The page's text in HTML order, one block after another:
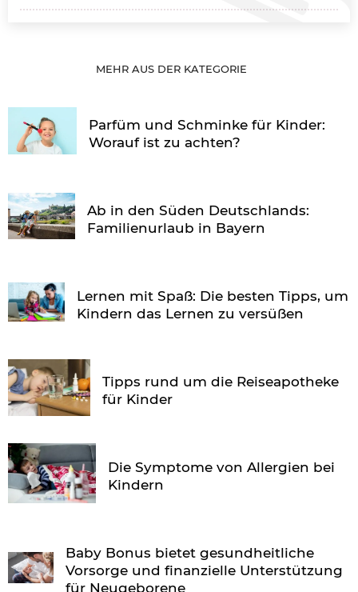
MEHR AUS DER KATEGORIE
Parfüm und Schminke für Kinder:
Worauf ist zu achten?
Ab in den Süden Deutschlands:
Familienurlaub in Bayern
Lernen mit Spaß: Die besten Tipps, um
Kindern das Lernen zu versüßen
Tipps rund um die Reiseapotheke
für Kinder
Die Symptome von Allergien bei
Kindern
Baby Bonus bietet gesundheitliche
Vorsorge und finanzielle Unterstützung
für Neugeborene